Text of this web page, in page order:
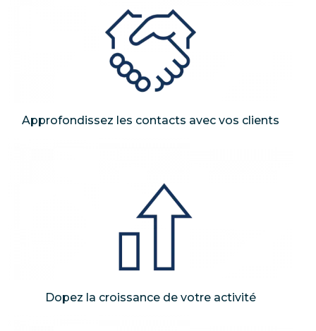
Approfondissez les contacts avec vos clients
Dopez la croissance de votre activité